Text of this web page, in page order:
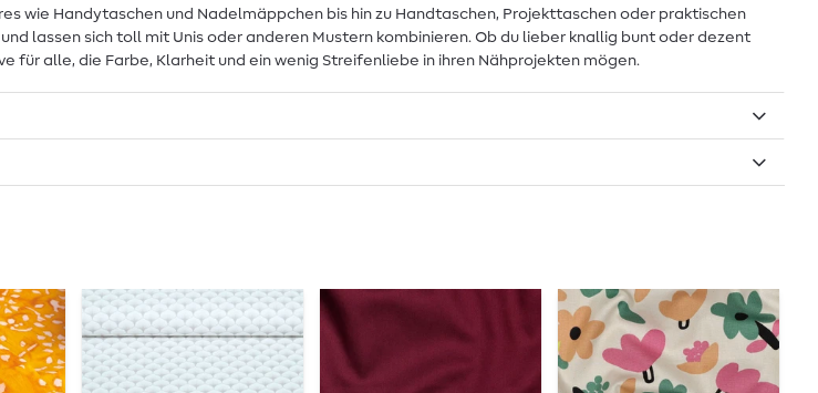
wie Handytaschen und Nadelmäppchen bis hin zu Handtaschen, Projekttaschen oder praktischen
lassen sich toll mit Unis oder anderen Mustern kombinieren. Ob du lieber knallig bunt oder dezent
alle, die Farbe, Klarheit und ein wenig Streifenliebe in ihren Nähprojekten mögen.